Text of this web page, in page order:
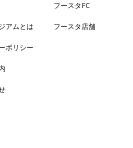
アムとは
ポリシー
フースタFC
フースタ店舗